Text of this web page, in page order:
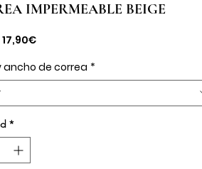
IMPERMEABLE BEIGE
17,90€Precio
oferta
ancho de correa *
*